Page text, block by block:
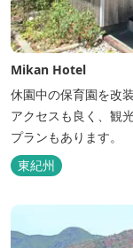
Mikan Hotel
休園中の保育園を改
アクセスも良く、観
プランもあります。
東紀州